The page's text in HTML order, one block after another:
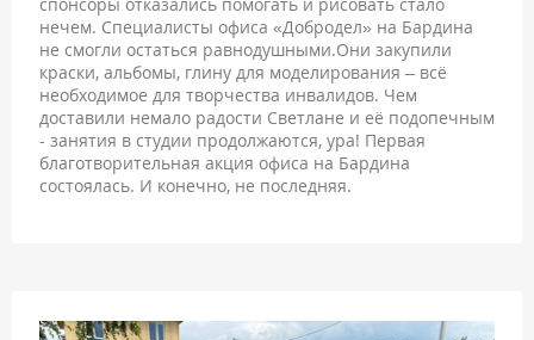
нечем. Специалисты офиса «Добродел» на Бардина
не смогли остаться равнодушными.Они закупили
краски, альбомы, глину для моделирования – всё
необходимое для творчества инвалидов. Чем
доставили немало радости Светлане и её подопечным
- занятия в студии продолжаются, ура! Первая
благотворительная акция офиса на Бардина
состоялась. И конечно, не последняя.